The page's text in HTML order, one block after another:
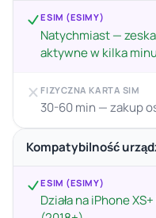
ESIM (ESIMY)
Natychmiast —
aktywne w kilka
FIZYCZNA KARTA SIM
30-60 min — zakup
Kompatybilność
ESIM (ESIMY)
Działa na iPhone